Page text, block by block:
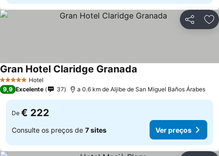
Partilhar
5 Estrelas Hotel
Gran Hotel Claridge Granada
9,9 Excelente 37 a 0.6 km de Aljibe de San Miguel Baños Árabes
De € 222
Consulte os preços de 7 sites Ver preços